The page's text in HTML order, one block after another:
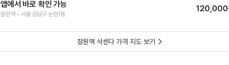
앱에서 바로 확인 가능
잠원역 • 서울 강남구 논현1동
120,000
잠원역 삭센다 가격 지도 보기